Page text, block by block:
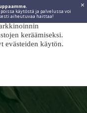
käytöstä ja palvelussa voi
aiheutuvaa haittaa!
evästeitä
keräämiseksi.
evästeiden käytön.